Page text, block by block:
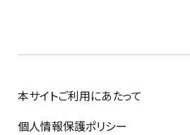
本サイトご利用にあたって
個人情報保護ポリシー